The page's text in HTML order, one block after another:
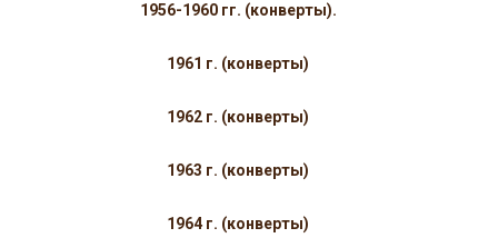
1956-1960 гг. (конверты).
1961 г. (конверты)
1962 г. (конверты)
1963 г. (конверты)
1964 г. (конверты)